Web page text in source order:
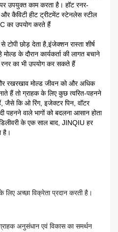
उपयुक्त काम करता है। हॉट रनर-
कैविटी हीट ट्रीटमेंट स्टेनलेस स्टील
का उपयोग करते हैं
टोपी छोड़ देता है,इंजेक्शन रास्ता शीर्ष
के दौरान कार्यकर्ता की लागत बचाने
का भी उपयोग कर सकते हैं
और रखरखाव मोल्ड जीवन को और अधिक
हैं तो ग्राहक के लिए कुछ त्वरित-पहनने
जैसे कि ओ रिंग, इजेक्टर पिन, वॉटर
पहनने वाले भागों को बदलना आसान होता
के एक साल बाद, JINQIU हर
है।
अच्छा विक्रेता प्रदान करती है।
अनुसंधान एवं विकास का समर्थन